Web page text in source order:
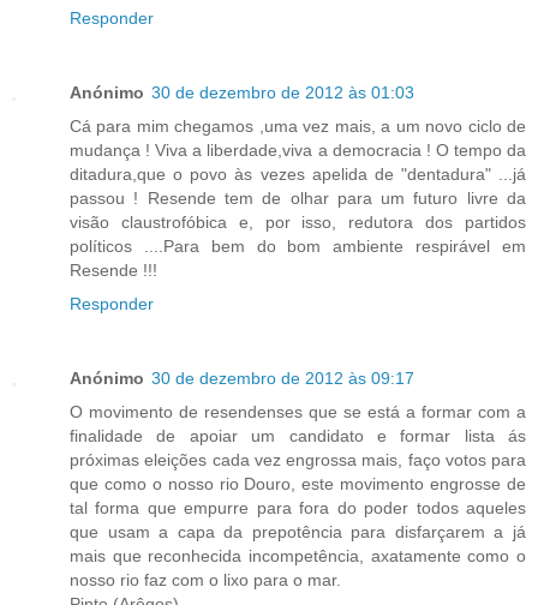
Responder
Anónimo 30 de dezembro de 2012 às 01:03
Cá para mim chegamos ,uma vez mais, a um novo ciclo de
mudança ! Viva a liberdade,viva a democracia ! O tempo da
ditadura,que o povo às vezes apelida de "dentadura" ...já
passou ! Resende tem de olhar para um futuro livre da
visão claustrofóbica e, por isso, redutora dos partidos
políticos ....Para bem do bom ambiente respirável em
Resende !!!
Responder
Anónimo 30 de dezembro de 2012 às 09:17
O movimento de resendenses que se está a formar com a
finalidade de apoiar um candidato e formar lista ás
próximas eleições cada vez engrossa mais, faço votos para
que como o nosso rio Douro, este movimento engrosse de
tal forma que empurre para fora do poder todos aqueles
que usam a capa da prepotência para disfarçarem a já
mais que reconhecida incompetência, axatamente como o
nosso rio faz com o lixo para o mar.